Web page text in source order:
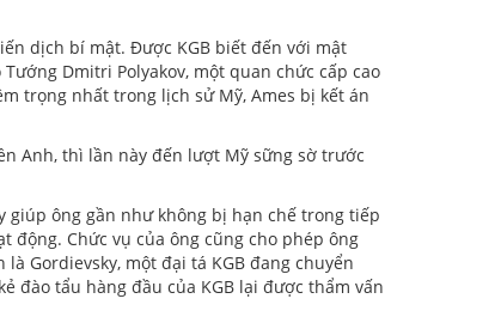
dịch bí mật. Được KGB biết đến với mật
Dmitri Polyakov, một quan chức cấp cao
trọng nhất trong lịch sử Mỹ, Ames bị kết án
Anh, thì lần này đến lượt Mỹ sững sờ trước
giúp ông gần như không bị hạn chế trong tiếp
động. Chức vụ của ông cũng cho phép ông
Gordievsky, một đại tá KGB đang chuyển
đào tẩu hàng đầu của KGB lại được thẩm vấn